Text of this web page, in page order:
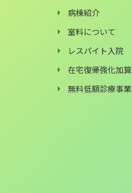
病棟紹介
室料について
レスパイト入院
在宅復帰強化加算
無料低額診療事業